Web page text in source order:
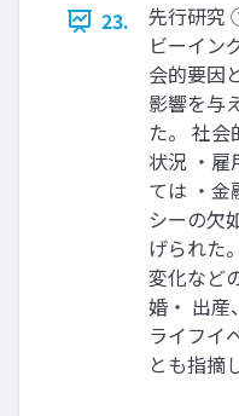
23.
先行研究
ビーイン
会的要因
影響を与
た。 社
状況 ・雇
ては ・金
シーの欠
げられた
変化など
婚・ 出産
ライフイ
とも指摘